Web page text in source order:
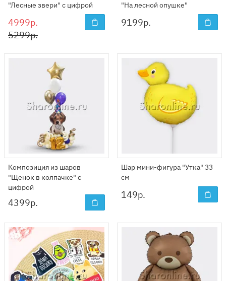
"Лесные звери" с цифрой
4999р.
5299р.
"На лесной опушке"
9199р.
Композиция из шаров
"Щенок в колпачке" с
цифрой
4399р.
Шар мини-фигура "Утка" 33
см
149р.